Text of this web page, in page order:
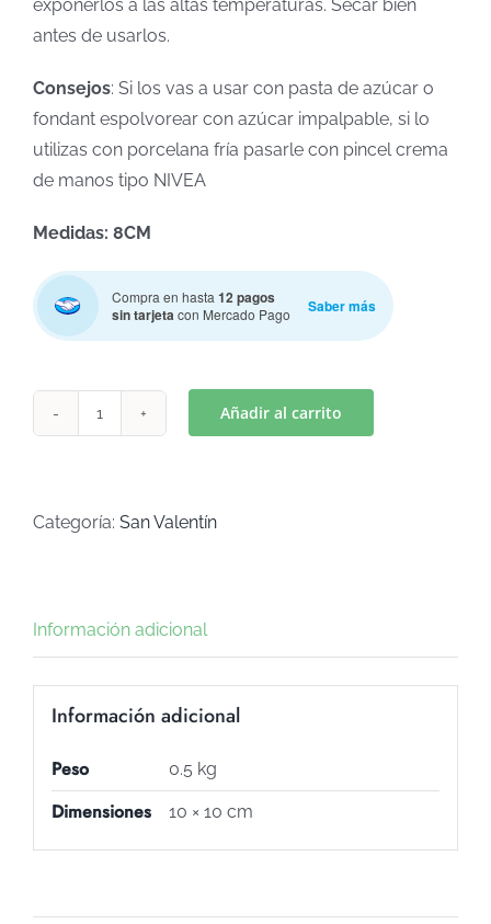
exponerlos a las altas temperaturas. Secar bien
antes de usarlos.
Consejos: Si los vas a usar con pasta de azúcar o
fondant espolvorear con azúcar impalpable, si lo
utilizas con porcelana fría pasarle con pincel crema
de manos tipo NIVEA
Medidas: 8CM
Compra en hasta12 pagos
sin tarjetacon Mercado Pago Saber más
(Art
Añadir al carrito
Categoría: San Valentín
Información adicional
Información adicional
Peso 0.5 kg
Dimensiones 10 × 10 cm